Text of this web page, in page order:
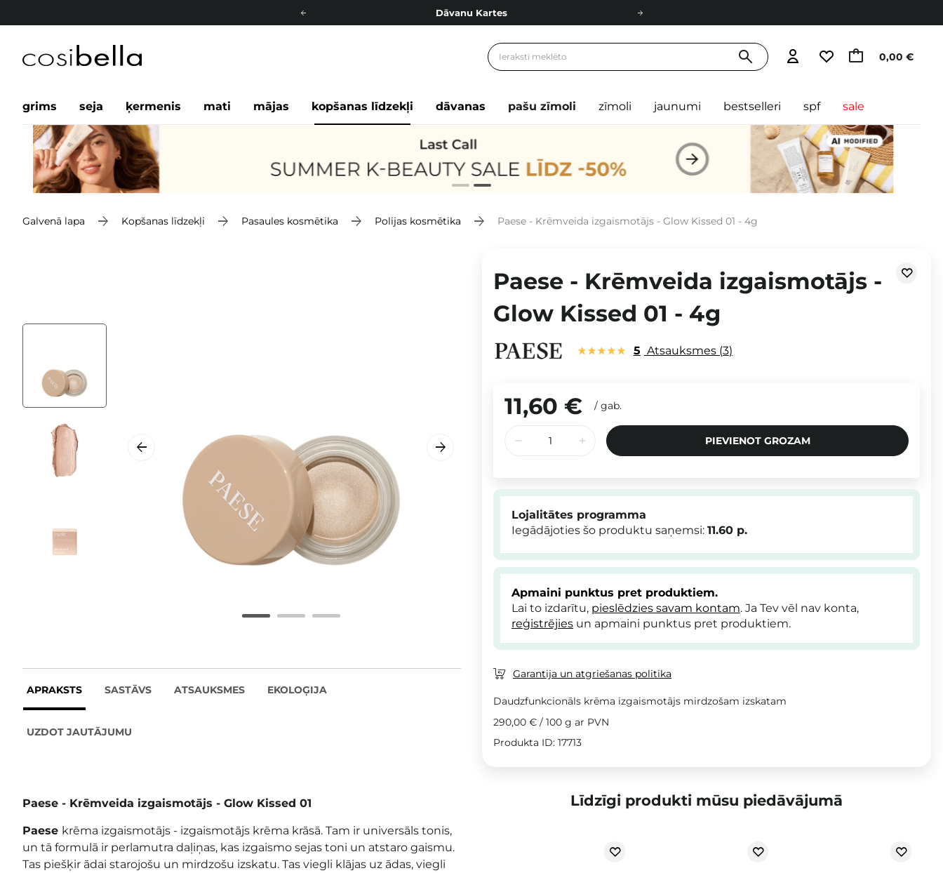
Dāvanu Kartes
Bezmaskas piegāde no 49,00 € 0,00 €
grims seja ķermenis mati mājas kopšanas līdzekļi dāvanas pašu zīmoli zīmoli jaunumi bestselleri spf sale
Galvenā lapa Kopšanas līdzekļi Pasaules kosmētika Polijas kosmētika Paese - Krēmveida izgaismotājs - Glow Kissed 01 - 4g
APRAKSTS SASTĀVS ATSAUKSMES EKOLOĢIJA
UZDOT JAUTĀJUMU
Paese - Krēmveida izgaismotājs - Glow Kissed 01
Paese krēma izgaismotājs - izgaismotājs krēma krāsā. Tam ir universāls tonis,
un tā formulā ir perlamutra daļiņas, kas izgaismo sejas toni un atstaro gaismu.
Tas piešķir ādai starojošu un mirdzošu izskatu. Tas viegli klājas uz ādas, viegli
Paese - Krēmveida izgaismotājs -
Glow Kissed 01 - 4g
5 Atsauksmes 3
11,60 € / gab.
PIEVIENOT GROZAM
Lojalitātes programma
Iegādājoties šo produktu saņemsi: 11.60 p.
Apmaini punktus pret produktiem.
Lai to izdarītu, pieslēdzies savam kontam. Ja Tev vēl nav konta,
reģistrējies un apmaini punktus pret produktiem.
Garantija un atgriešanas politika
Daudzfunkcionāls krēma izgaismotājs mirdzošam izskatam
290,00 € / 100 g ar PVN
Produkta ID: 17713
Līdzīgi produkti mūsu piedāvājumā